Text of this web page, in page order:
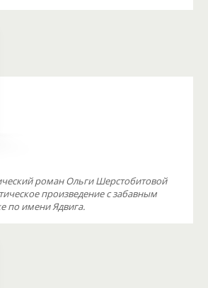
роман Ольги Шерстобитовой
произведение с забавным
по имени Ядвига.